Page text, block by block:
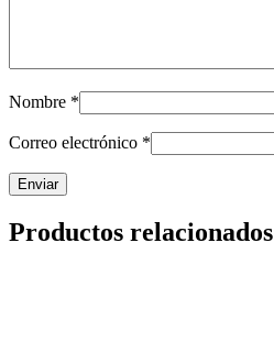
Nombre *
Correo electrónico *
Productos relacionados